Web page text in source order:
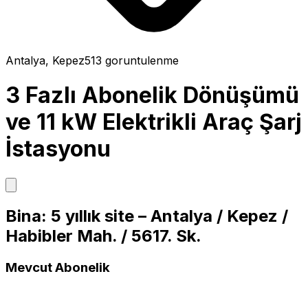
Antalya, Kepez513 goruntulenme
3 Fazlı Abonelik Dönüşümü
ve 11 kW Elektrikli Araç Şarj
İstasyonu
Bina: 5 yıllık site – Antalya / Kepez /
Habibler Mah. / 5617. Sk.
Mevcut Abonelik